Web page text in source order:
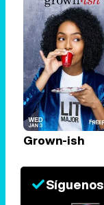
Grown-ish
Síguenos